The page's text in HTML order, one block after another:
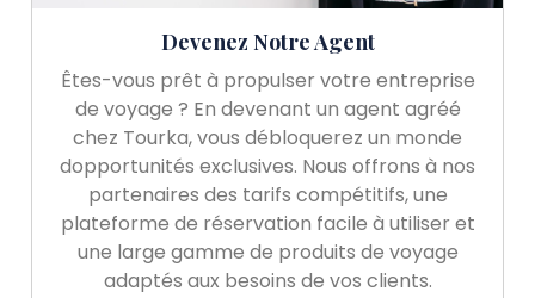
Devenez Notre Agent
Êtes-vous prêt à propulser votre entreprise
de voyage ? En devenant un agent agréé
chez Tourka, vous débloquerez un monde
dopportunités exclusives. Nous offrons à nos
partenaires des tarifs compétitifs, une
plateforme de réservation facile à utiliser et
une large gamme de produits de voyage
adaptés aux besoins de vos clients.